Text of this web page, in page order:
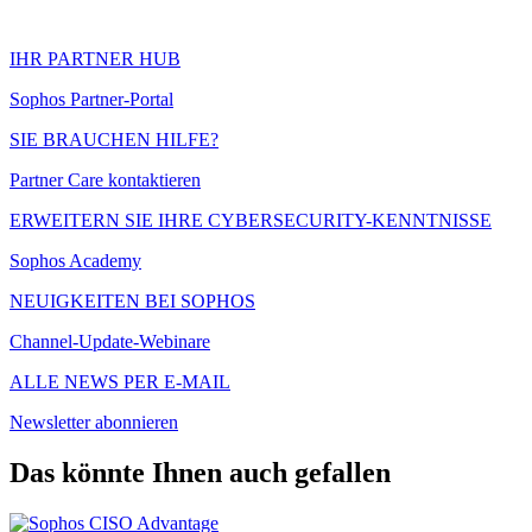
IHR PARTNER HUB
Sophos Partner-Portal
SIE BRAUCHEN HILFE?
Partner Care kontaktieren
ERWEITERN SIE IHRE CYBERSECURITY-KENNTNISSE
Sophos Academy
NEUIGKEITEN BEI SOPHOS
Channel-Update-Webinare
ALLE NEWS PER E-MAIL
Newsletter abonnieren
Das könnte Ihnen auch gefallen